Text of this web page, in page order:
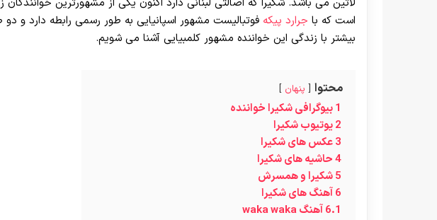
است که با جرارد پیکه فوتبالیست مشهور اسپانیایی به طور رسمی رابطه دارد و
بیشتر با زندگی این خواننده مشهور کلمبیایی آشنا می شویم.
محتوا پنهان
1بیوگرافی شکیرا خواننده
2یوتیوب شکیرا
3عکس های شکیرا
4حاشیه های شکیرا
5شکیرا و همسرش
6آهنگ های شکیرا
6.1آهنگ waka waka